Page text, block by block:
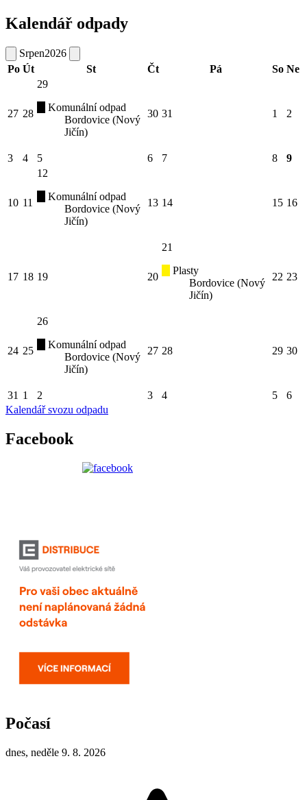
Kalendář odpady
Srpen2026
Po Út St Čt Pá So Ne
27 28
29
Komunální odpad
Bordovice (Nový
Jičín)
30 31 1 2
3 4 5 6 7 8 9
10 11
12
Komunální odpad
Bordovice (Nový
Jičín)
13 14 15 16
17 18 19 20
21
Plasty
Bordovice (Nový
Jičín)
22 23
24 25
26
Komunální odpad
Bordovice (Nový
Jičín)
27 28 29 30
31 1 2 3 4 5
6
Kalendář svozu odpadu
Facebook
Počasí
dnes, neděle 9. 8. 2026